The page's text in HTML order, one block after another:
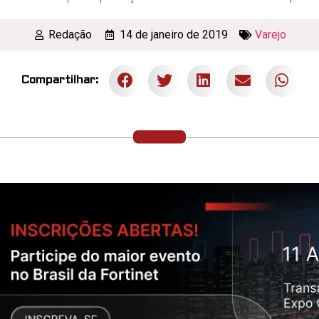
Redação 14 de janeiro de 2019 Varejo
Compartilhar: